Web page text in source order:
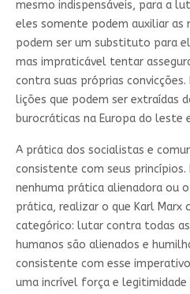
mesmo indispensáveis, para a
eles somente podem auxiliar as
podem ser um substituto para
mas impraticável tentar
contra suas próprias convicções.
lições que podem ser extraídas
burocráticas na Europa do leste
A prática dos socialistas e
consistente com seus
nenhuma prática alienadora ou
prática, realizar o que Karl Marx
categórico: lutar contra todas
humanos são alienados e
consistente com esse
uma incrível força e